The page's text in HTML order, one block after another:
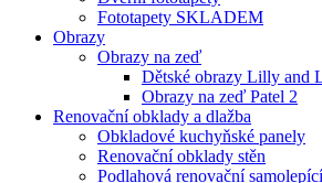
Fototapety SKLADEM
Obrazy
Obrazy na zeď
Dětské obrazy Lilly and
Obrazy na zeď Patel 2
Renovační obklady a dlažba
Obkladové kuchyňské panely
Renovační obklady stěn
Podlahová renovační